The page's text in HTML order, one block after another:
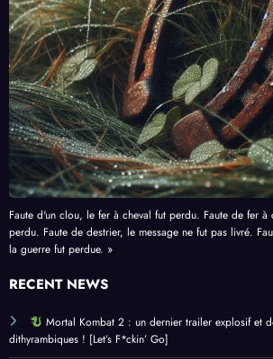
Faute d'un clou, le fer à cheval fut perdu. Faute de fer à
perdu. Faute de destrier, le message ne fut pas livré.
la guerre fut perdue. »
RECENT NEWS
Mortal Kombat 2 : un dernier trailer explosif et
dithyrambiques ! [Let’s F*ckin’ Go]